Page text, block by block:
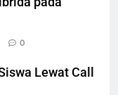
0
Lewat Call